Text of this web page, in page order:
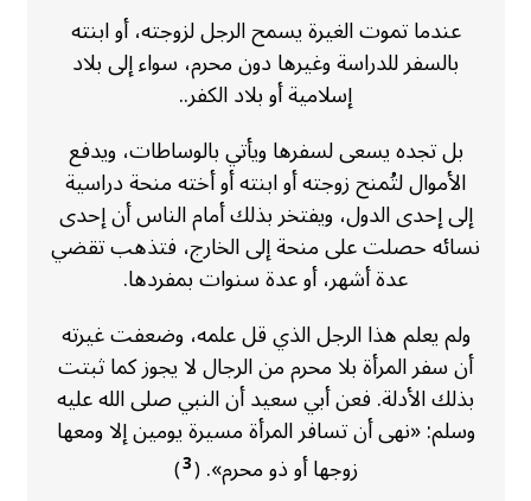
عندما تموت الغيرة يسمح الرجل لزوجته، أو ابنته
بالسفر للدراسة وغيرها دون محرم، سواء إلى بلاد
إسلامية أو بلاد الكفر..
بل تجده يسعى لسفرها ويأتي بالوساطات، ويدفع
الأموال لتُمنح زوجته أو ابنته أو أخته منحة دراسية
إلى إحدى الدول، ويفتخر بذلك أمام الناس أن إحدى
نسائه حصلت على منحة إلى الخارج، فتذهب تقضي
عدة أشهر، أو عدة سنوات بمفردها.
ولم يعلم هذا الرجل الذي قل علمه، وضعفت غيرته
أن سفر المرأة بلا محرم من الرجال لا يجوز كما ثبتت
بذلك الأدلة. فعن أبي سعيد أن النبي صلى الله عليه
وسلم: «نهى أن تسافر المرأة مسيرة يومين إلا ومعها
زوجها أو ذو محرم».(
3
)